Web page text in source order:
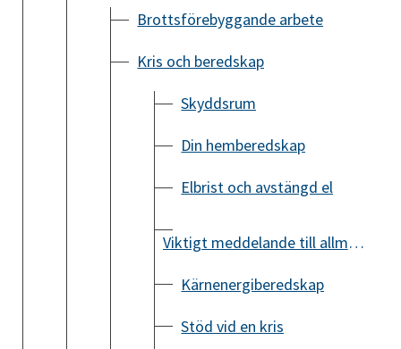
Brottsförebyggande arbete
Kris och beredskap
Skyddsrum
Din hemberedskap
Elbrist och avstängd el
Viktigt meddelande till allmänheten (VMA)
Kärnenergiberedskap
Stöd vid en kris